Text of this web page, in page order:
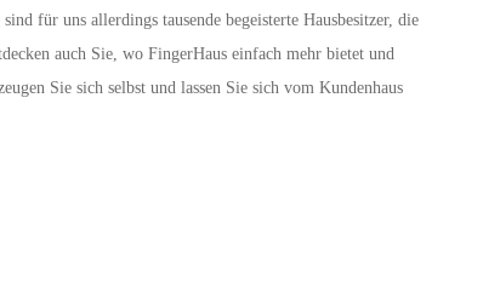
für uns allerdings tausende begeisterte Hausbesitzer, die
auch Sie, wo FingerHaus einfach mehr bietet und
Sie sich selbst und lassen Sie sich vom Kundenhaus